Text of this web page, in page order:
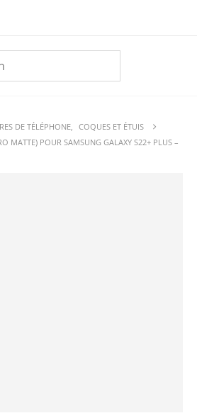
DE TÉLÉPHONE, COQUES ET ÉTUIS
MATTE) POUR SAMSUNG GALAXY S22+ PLUS –